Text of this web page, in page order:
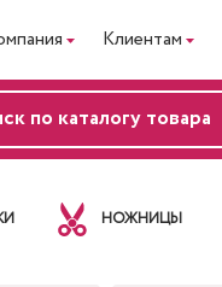
Клиентам
НОЖНИЦЫ